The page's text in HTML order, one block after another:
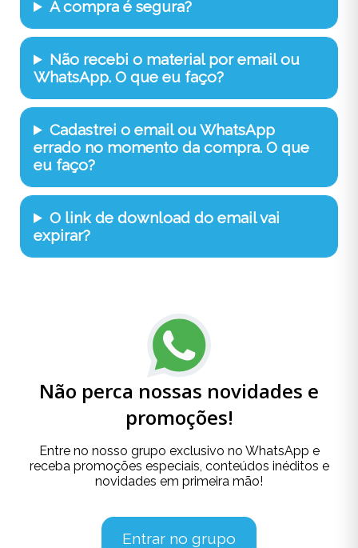
A compra é segura?
Não recebi o material por email ou
WhatsApp. O que eu faço?
Cadastrei o email ou WhatsApp
errado no momento da compra. O que
eu faço?
O link de download do email vai
expirar?
Não perca nossas novidades e
promoções!
Entre no nosso grupo exclusivo no WhatsApp e
receba promoções especiais, conteúdos inéditos e
novidades em primeira mão!
Entrar no grupo